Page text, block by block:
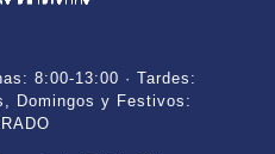
8:00-13:00 · Tardes:
Domingos y Festivos: